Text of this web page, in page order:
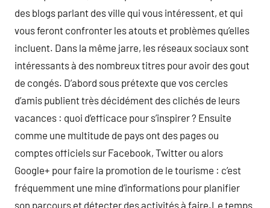
des blogs parlant des ville qui vous intéressent, et qui
vous feront confronter les atouts et problèmes qu’elles
incluent. Dans la même jarre, les réseaux sociaux sont
intéressants à des nombreux titres pour avoir des gout
de congés. D’abord sous prétexte que vos cercles
d’amis publient très décidément des clichés de leurs
vacances : quoi d’efficace pour s’inspirer ? Ensuite
comme une multitude de pays ont des pages ou
comptes officiels sur Facebook, Twitter ou alors
Google+ pour faire la promotion de le tourisme : c’est
fréquemment une mine d’informations pour planifier
son parcours et détecter des activités à faire.Le temps